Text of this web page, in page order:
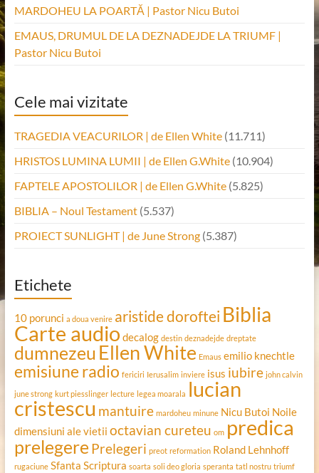
MARDOHEU LA POARTĂ | Pastor Nicu Butoi
EMAUS, DRUMUL DE LA DEZNADEJDE LA TRIUMF |
Pastor Nicu Butoi
Cele mai vizitate
TRAGEDIA VEACURILOR | de Ellen White (11.711)
HRISTOS LUMINA LUMII | de Ellen G.White (10.904)
FAPTELE APOSTOLILOR | de Ellen G.White (5.825)
BIBLIA – Noul Testament (5.537)
PROIECT SUNLIGHT | de June Strong (5.387)
Etichete
10 porunci a doua venire aristide doroftei Biblia
Carte audio decalog destin deznadejde dreptate
dumnezeu Ellen White Emaus emilio knechtle
emisiune radio fericiri Ierusalim inviere isus iubire john calvin
june strong kurt piesslinger lecture legea moarala lucian
cristescu mantuire mardoheu minune Nicu Butoi Noile
dimensiuni ale vietii octavian cureteu om predica
prelegere Prelegeri preot reformation Roland Lehnhoff
rugaciune Sfanta Scriptura soarta soli deo gloria speranta tatl nostru triumf